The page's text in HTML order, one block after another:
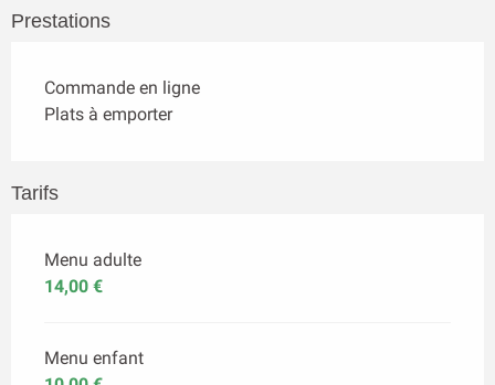
Prestations
Commande en ligne
Plats à emporter
Tarifs
Menu adulte
14,00 €
Menu enfant